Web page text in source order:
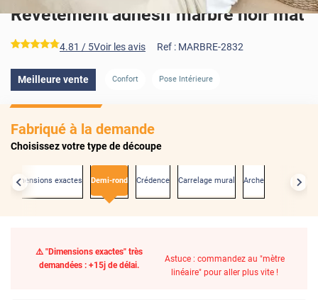
Revêtement adhésif marbre noir mat
*****
4.81 / 5Voir les avis Ref : MARBRE-2832
Meilleure vente Confort Pose Intérieure
Fabriqué à la demande
Choisissez votre type de découpe
dimensions exactes Demi-rond Crédence Carrelage mural Arche
⚠️ "Dimensions exactes" très
demandées : +15j de délai.
Astuce : commandez au "mètre
linéaire" pour aller plus vite !